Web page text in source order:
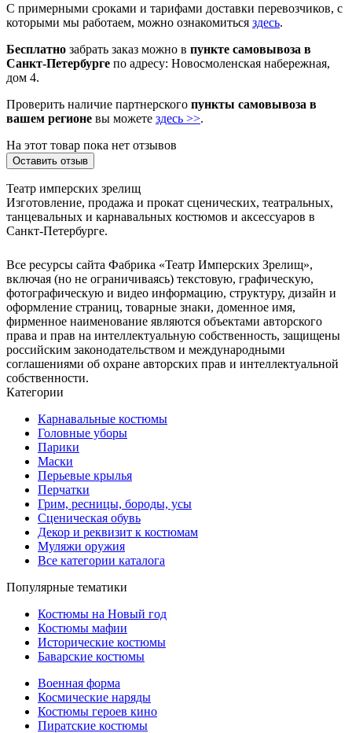
С примерными сроками и тарифами доставки перевозчиков, с
которыми мы работаем, можно ознакомиться здесь.
Бесплатно забрать заказ можно в пункте самовывоза в
Санкт-Петербурге по адресу: Новосмоленская набережная,
дом 4.
Проверить наличие партнерского пункты самовывоза в
вашем регионе вы можете здесь >>.
На этот товар пока нет отзывов
Оставить отзыв
Театр имперских зрелищ
Изготовление, продажа и прокат сценических, театральных,
танцевальных и карнавальных костюмов и аксессуаров в
Санкт-Петербурге.
Все ресурсы сайта Фабрика «Театр Имперских Зрелищ»,
включая (но не ограничиваясь) текстовую, графическую,
фотографическую и видео информацию, структуру, дизайн и
оформление страниц, товарные знаки, доменное имя,
фирменное наименование являются объектами авторского
права и прав на интеллектуальную собственность, защищены
российским законодательством и международными
соглашениями об охране авторских прав и интеллектуальной
собственности.
Категории
Карнавальные костюмы
Головные уборы
Парики
Маски
Перьевые крылья
Перчатки
Грим, ресницы, бороды, усы
Сценическая обувь
Декор и реквизит к костюмам
Муляжи оружия
Все категории каталога
Популярные тематики
Костюмы на Новый год
Костюмы мафии
Исторические костюмы
Баварские костюмы
Военная форма
Космические наряды
Костюмы героев кино
Пиратские костюмы